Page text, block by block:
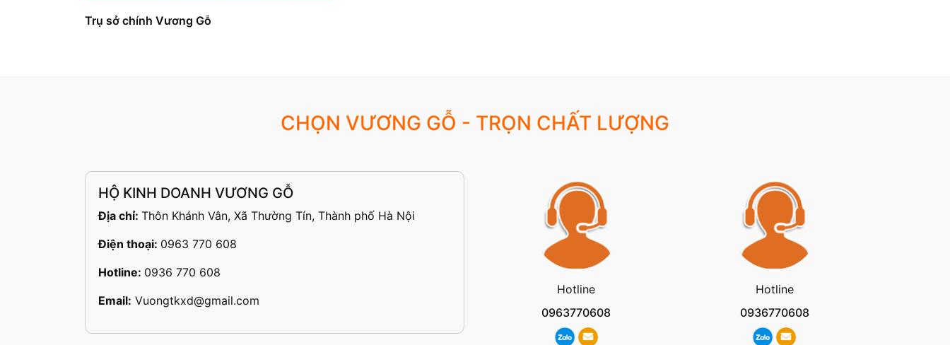
Trụ sở chính Vương Gỗ
CHỌN VƯƠNG GỖ - TRỌN CHẤT LƯỢNG
HỘ KINH DOANH VƯƠNG GỖ
Địa chỉ: Thôn Khánh Vân, Xã Thường Tín, Thành phố Hà Nội
Điện thoại: 0963 770 608
Hotline: 0936 770 608
Email: Vuongtkxd@gmail.com
Hotline
0963770608
Hotline
0936770608